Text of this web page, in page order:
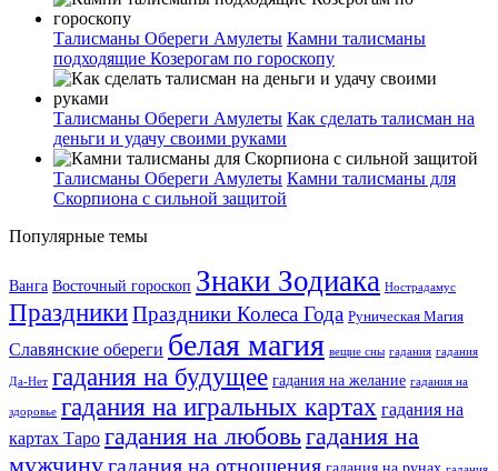
Талисманы Обереги Амулеты Камни талисманы
подходящие Козерогам по гороскопу
Талисманы Обереги Амулеты Как сделать талисман на
деньги и удачу своими руками
Талисманы Обереги Амулеты Камни талисманы для
Скорпиона с сильной защитой
Популярные темы
Ванга Восточный гороскоп Знаки Зодиака Нострадамус
ПраздникиПраздники Колеса Года Руническая Магия
Славянские обереги белая магия вещие сны гадания гадания
Да-Нет гадания на будущее гадания на желание гадания на
здоровье гадания на игральных картах гадания на
картах Таро гадания на любовьгадания на
мужчинугадания на отношения гадания на рунах